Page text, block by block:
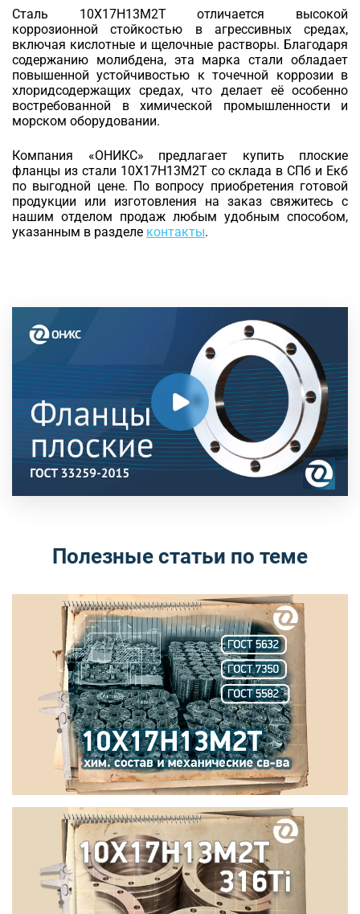
Сталь 10Х17Н13М2Т отличается высокой
коррозионной стойкостью в агрессивных средах,
включая кислотные и щелочные растворы. Благодаря
содержанию молибдена, эта марка стали обладает
повышенной устойчивостью к точечной коррозии в
хлоридсодержащих средах, что делает её особенно
востребованной в химической промышленности и
морском оборудовании.
Компания «ОНИКС» предлагает купить плоские
фланцы из стали 10Х17Н13М2Т со склада в СПб и Екб
по выгодной цене. По вопросу приобретения готовой
продукции или изготовления на заказ свяжитесь с
нашим отделом продаж любым удобным способом,
указанным в разделе контакты.
Полезные статьи по теме